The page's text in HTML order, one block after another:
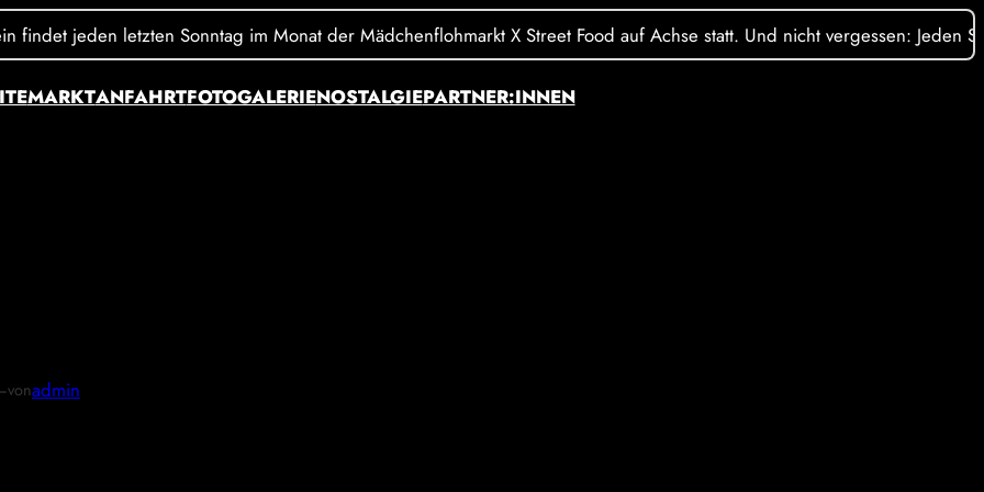
jeden letzten Sonntag im Monat der Mädchenflohmarkt X Street Food auf Achse statt. Und nicht vergessen: Jeden
MARKTANFAHRTFOTOGALERIENOSTALGIEPARTNER:INNEN
vonadmin